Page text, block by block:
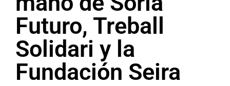
Futuro, Treball
Solidari y la
Fundación Seira